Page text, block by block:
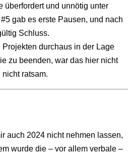
überfordert und unnötig unter
gab es erste Pausen, und nach
Schluss.
durchaus in der Lage
zu beenden, war das hier nicht
ratsam.
auch 2024 nicht nehmen lassen,
wurde die – vor allem verbale –